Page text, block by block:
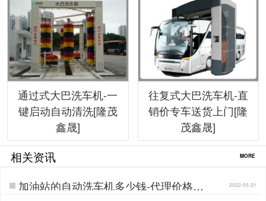
通过式大巴洗车机-一
键启动自动清洗[隆茂
鑫晟]
往复式大巴洗车机-直
销价专车送货上门[隆
茂鑫晟]
相关资讯 MORE
加油站的自动洗车机多少钱-代理价格节
省差价30%[隆茂鑫晟]…
2022-05-21